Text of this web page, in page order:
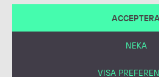
ACCEPTERA
NEKA
VISA